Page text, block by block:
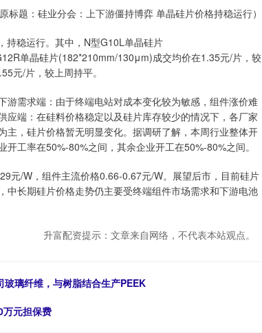
原标题：硅业分会：上下游僵持博弈 单晶硅片价格持稳运行）
持稳运行。其中，N型G10L单晶硅片
单晶硅片(182*210mm/130μm)成交均价在1.35元/片，较
元/片，较上周持平。
需求端：由于终端电站对成本变化较为敏感，组件涨价难
端：在硅料价格稳定以及硅片库存较少的情况下，各厂家
，硅片价格暂无明显变化。据调研了解，本周行业整体开
工率在50%-80%之间，其余企业开工在50%-80%之间。
元/W，组件主流价格0.66-0.67元/W。展望后市，目前硅片
长期硅片价格走势仍主要受终端组件市场需求和下游电池
升富配资提示：文章来自网络，不代表本站观点。
璃纤维，与树脂结合生产PEEK
元担保费